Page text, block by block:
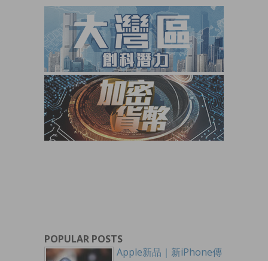
POPULAR POSTS
Apple新品｜新iPhone傳